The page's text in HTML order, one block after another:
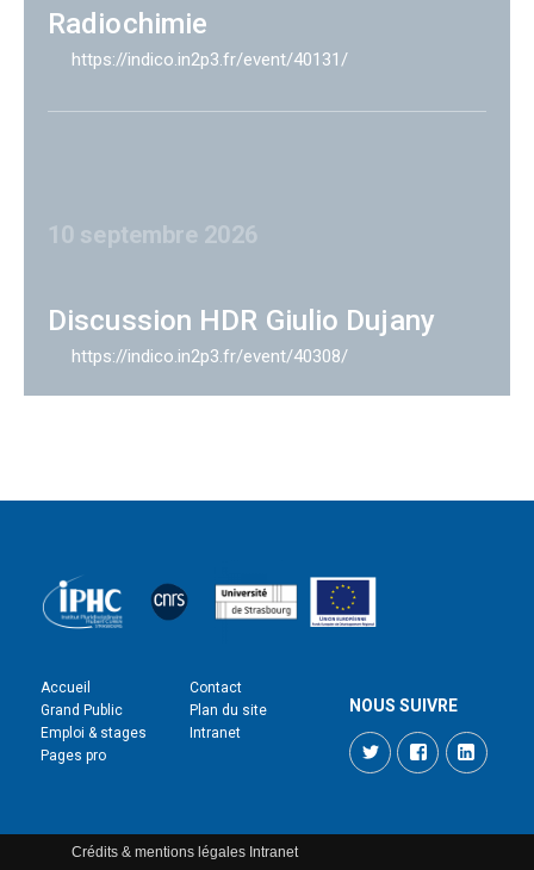
Radiochimie
https://indico.in2p3.fr/event/40131/
10 septembre 2026
Discussion HDR Giulio Dujany
https://indico.in2p3.fr/event/40308/
Accueil
Grand Public
Emploi & stages
Pages pro
Contact
Plan du site
Intranet
NOUS SUIVRE
TwitterFacebook
Crédits & mentions légales Intranet